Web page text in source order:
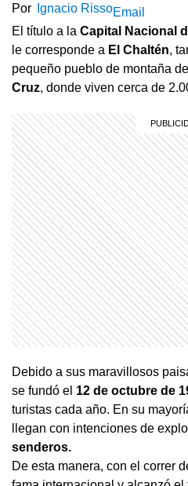
Por Ignacio RissoEmail
El título a la Capital Nacional
le corresponde a El Chaltén,
pequeño pueblo de montaña
Cruz, donde viven cerca de
Debido a sus maravillosos
se fundó el 12 de octubre de
turistas cada año. En su
llegan con intenciones de
senderos.
De esta manera, con el correr